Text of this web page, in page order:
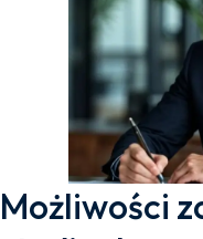
Możliwości